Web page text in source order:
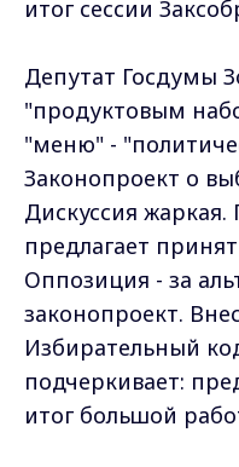
итог сессии
Депутат Госдумы
"продуктовым
"меню" -
Законопроект о
Дискуссия
предлагает
Оппозиция - за
законопроект.
Избирательный
подчеркивает:
итог большой